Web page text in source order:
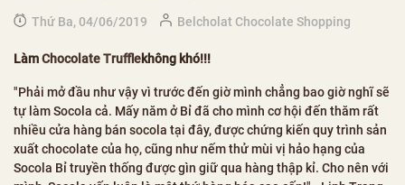
Thứ Ba, 04/06/2019 Belcholat Chocolate Shopping
LàmChocolate Trufflekhông khó!!!
"Phải mở đầu như vậy vì trước đến giờ mình chẳng bao giờ nghĩ sẽ
tự làm Socola cả. Mấy năm ở Bỉ đã cho mình cơ hội đến thăm rất
nhiều cửa hàng bán socola tại đây, được chứng kiến quy trình sản
xuất chocolate của họ, cũng như nếm thử mùi vị hảo hạng của
Socola Bỉ truyền thống được gìn giữ qua hàng thập kỉ. Cho nên với